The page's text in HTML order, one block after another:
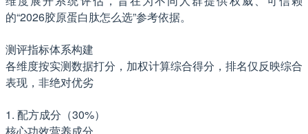
的“2026胶原蛋白肽怎么选”参考依据。
测评指标体系构建
各维度按实测数据打分，加权计算综合得分，排名仅反映综合
表现，非绝对优劣
1. 配方成分（30%）
核心功效营养成分